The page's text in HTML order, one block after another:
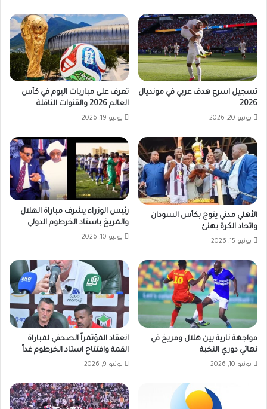
تسجيل اسرع هدف عربي في مونديال
2026
يونيو 20, 2026
تعرف على مباريات اليوم في كأس
العالم 2026 والقنوات الناقلة
يونيو 19, 2026
الأهلي مدني يتوج بكأس السودان
واتحاد الكرة يهنئ
يونيو 15, 2026
رئيس الوزراء يشرف مباراة الهلال
والمريخ باستاد الخرطوم الدولي
يونيو 10, 2026
مواجهة نارية بين هلال ومريخ في
نهائي دوري النخبة
يونيو 10, 2026
انعقاد المؤتمراً الصحفي لمباراة
القمة وافتتاح استاد الخرطوم غداً
يونيو 9, 2026